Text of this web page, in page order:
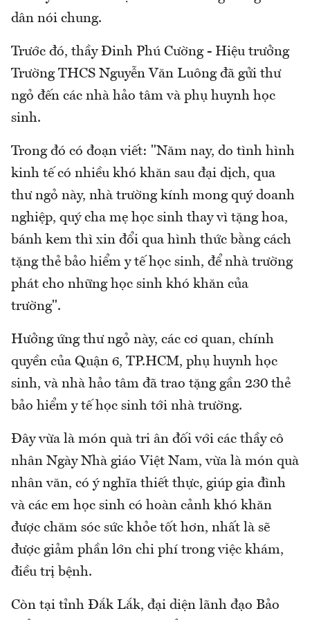
dân nói chung.
Trước đó, thầy Đinh Phú Cường - Hiệu trưởng
Trường THCS Nguyễn Văn Luông đã gửi thư
ngỏ đến các nhà hảo tâm và phụ huynh học
sinh.
Trong đó có đoạn viết: "Năm nay, do tình hình
kinh tế có nhiều khó khăn sau đại dịch, qua
thư ngỏ này, nhà trường kính mong quý doanh
nghiệp, quý cha mẹ học sinh thay vì tặng hoa,
bánh kem thì xin đổi qua hình thức bằng cách
tặng thẻ bảo hiểm y tế học sinh, để nhà trường
phát cho những học sinh khó khăn của
trường".
Hưởng ứng thư ngỏ này, các cơ quan, chính
quyền của Quận 6, TP.HCM, phụ huynh học
sinh, và nhà hảo tâm đã trao tặng gần 230 thẻ
bảo hiểm y tế học sinh tới nhà trường.
Đây vừa là món quà tri ân đối với các thầy cô
nhân Ngày Nhà giáo Việt Nam, vừa là món quà
nhân văn, có ý nghĩa thiết thực, giúp gia đình
và các em học sinh có hoàn cảnh khó khăn
được chăm sóc sức khỏe tốt hơn, nhất là sẽ
được giảm phần lớn chi phí trong việc khám,
điều trị bệnh.
Còn tại tỉnh Đắk Lắk, đại diện lãnh đạo Bảo